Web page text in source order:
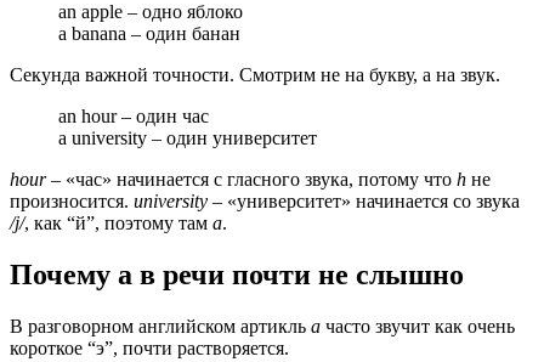
an apple – одно яблоко
a banana – один банан
Секунда важной точности. Смотрим не на букву, а на звук.
an hour – один час
a university – один университет
hour– «час» начинается с гласного звука, потому что h не
произносится. university – «университет» начинается со звука
/j/, как “й”, поэтому там a.
Почему a в речи почти не слышно
В разговорном английском артикль a часто звучит как очень
короткое “э”, почти растворяется.